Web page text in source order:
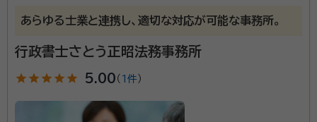
客様目線で真摯に対応致します。
あらゆる士業と連携し、適切な対応が可能な事務所。
行政書士さとう正昭法務事務所
star star star star star 5.00 （ 1件 ）